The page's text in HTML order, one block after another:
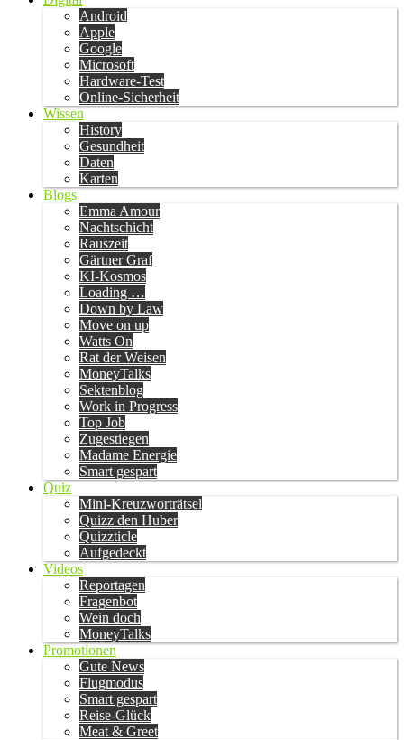
Android
Apple
Google
Microsoft
Hardware-Test
Online-Sicherheit
Wissen
History
Gesundheit
Daten
Karten
Blogs
Emma Amour
Nachtschicht
Rauszeit
Gärtner Graf
KI-Kosmos
Loading …
Down by Law
Move on up
Watts On
Rat der Weisen
MoneyTalks
Sektenblog
Work in Progress
Top Job
Zugestiegen
Madame Energie
Smart gespart
Quiz
Mini-Kreuzworträtsel
Quizz den Huber
Quizzticle
Aufgedeckt
Videos
Reportagen
Fragenbot
Wein doch
MoneyTalks
Promotionen
Gute News
Flugmodus
Smart gespart
Reise-Glück
Meat & Greet